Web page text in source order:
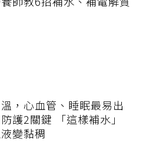
，心血管、睡眠最易出
護2關鍵 「這樣補水」
變黏稠